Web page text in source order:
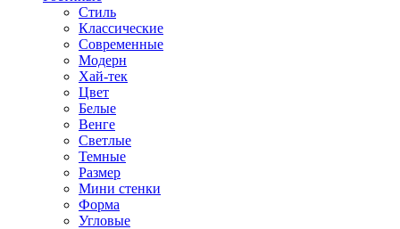
Стиль
Классические
Современные
Модерн
Хай-тек
Цвет
Белые
Венге
Светлые
Темные
Размер
Мини стенки
Форма
Угловые